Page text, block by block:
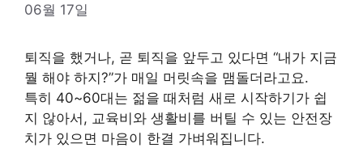
06월 17일
퇴직을 했거나, 곧 퇴직을 앞두고 있다면 “내가 지금
뭘 해야 하지?”가 매일 머릿속을 맴돌더라고요.
특히 40~60대는 젊을 때처럼 새로 시작하기가 쉽
지 않아서, 교육비와 생활비를 버틸 수 있는 안전장
치가 있으면 마음이 한결 가벼워집니다.